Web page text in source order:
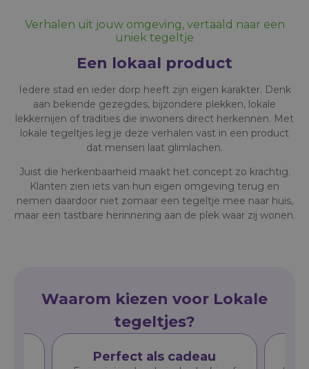
Verhalen uit jouw omgeving, vertaald naar een
uniek tegeltje
Een lokaal product
Iedere stad en ieder dorp heeft zijn eigen karakter. Denk
aan bekende gezegdes, bijzondere plekken, lokale
lekkernijen of tradities die inwoners direct herkennen. Met
lokale tegeltjes leg je deze verhalen vast in een product
dat mensen laat glimlachen.
Juist die herkenbaarheid maakt het concept zo krachtig.
Klanten zien iets van hun eigen omgeving terug en
nemen daardoor niet zomaar een tegeltje mee naar huis,
maar een tastbare herinnering aan de plek waar zij wonen.
Waarom kiezen voor Lokale
tegeltjes?
Perfect als cadeau